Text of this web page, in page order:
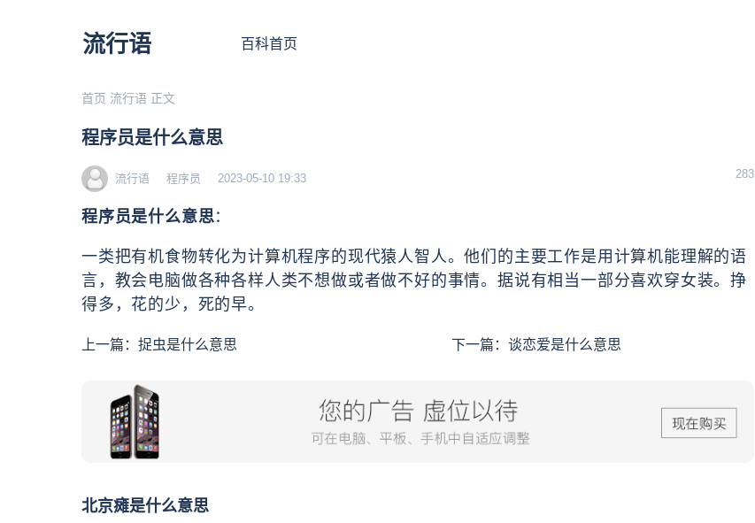
流行语 百科首页
首页 流行语 正文
程序员是什么意思
流行语 程序员 2023-05-10 19:33 283
程序员是什么意思：
一类把有机食物转化为计算机程序的现代猿人智人。他们的主要工作是用计算机能理解的语
言，教会电脑做各种各样人类不想做或者做不好的事情。据说有相当一部分喜欢穿女装。挣
得多，花的少，死的早。
上一篇： 捉虫是什么意思 下一篇： 谈恋爱是什么意思
北京瘫是什么意思